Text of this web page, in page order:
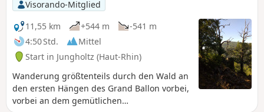
anschließend zum Abri Baratin.
Visorando-Mitglied
11,55 km
+544 m
-541 m
4:50 Std.
Mittel
Start in Jungholtz (Haut-Rhin)
Wanderung größtenteils durch den Wald an
den ersten Hängen des Grand Ballon vorbei,
vorbei an dem gemütlichen